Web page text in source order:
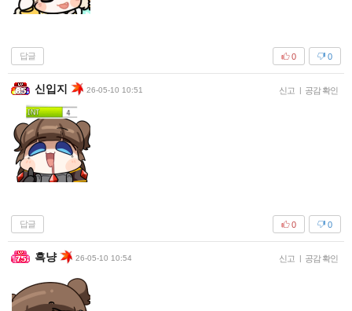
답글 0
0
신입지 26-05-10 10:51 신고 공감 확인
답글 0
0
흑냥 26-05-10 10:54 신고 공감 확인